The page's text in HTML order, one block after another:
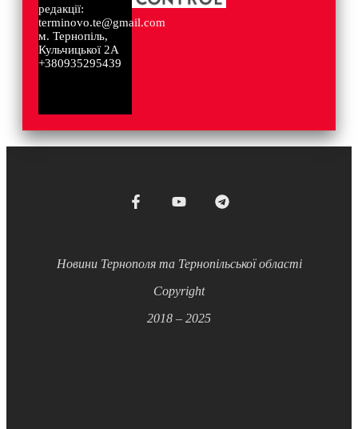
редакції:
terminovo.te@gmail.com
м. Тернопіль,
Кульчицької 2А
+380935295439
Новини Тернополя та Тернопільської області
Copyright
2018 – 2025